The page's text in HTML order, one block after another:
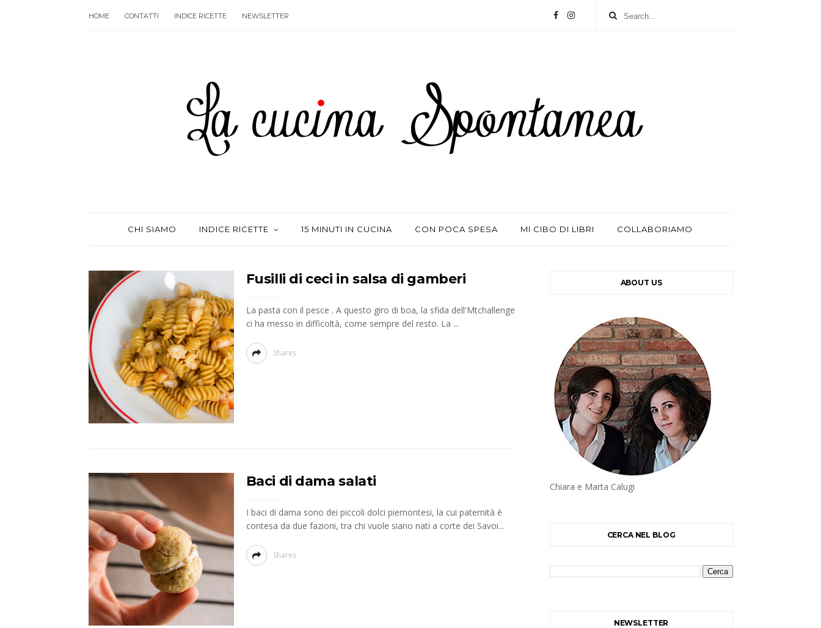
HOME CONTATTI INDICE RICETTE NEWSLETTER
CHI SIAMO INDICE RICETTE 15 MINUTI IN CUCINA CON POCA SPESA MI CIBO DI LIBRI COLLABORIAMO
Fusilli di ceci in salsa di gamberi
La pasta con il pesce . A questo giro di boa, la sfida dell'Mtchallenge
ci ha messo in difficoltà, come sempre del resto. La ...
Shares
Baci di dama salati
I baci di dama sono dei piccoli dolci piemontesi, la cui paternità è
contesa da due fazioni, tra chi vuole siano nati a corte dei Savoi...
Shares
ABOUT US
Chiara e Marta Calugi
CERCA NEL BLOG
NEWSLETTER